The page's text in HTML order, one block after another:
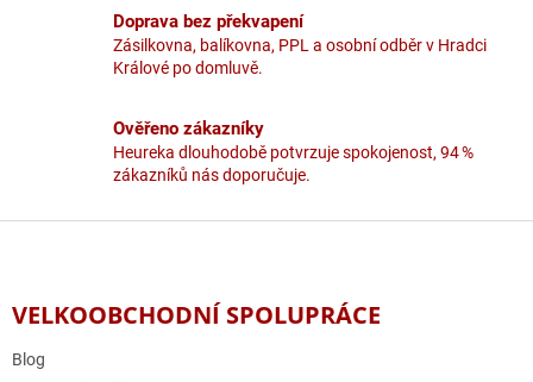
y
v
u
Doprava bez překvapení
Zásilkovna, balíkovna, PPL a osobní odběr v Hradci
Králové po domluvě.
Ověřeno zákazníky
Heureka dlouhodobě potvrzuje spokojenost, 94 %
zákazníků nás doporučuje.
Z
VELKOOBCHODNÍ SPOLUPRÁCE
Blog